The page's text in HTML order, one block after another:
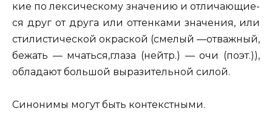
кие по лек­си­че­ско­му зна­че­нию и от­ли­ча­ю­щи­е­
ся друг от друга или от­тен­ка­ми зна­че­ния, или
сти­ли­сти­че­ской окрас­кой (сме­лый —от­важ­ный,
бе­жать — мчать­ся,глаза (нейтр.) —очи (поэт.)),
об­ла­да­ют боль­шой вы­ра­зи­тель­ной силой.
Си­но­ни­мы могут быть кон­текст­ны­ми.